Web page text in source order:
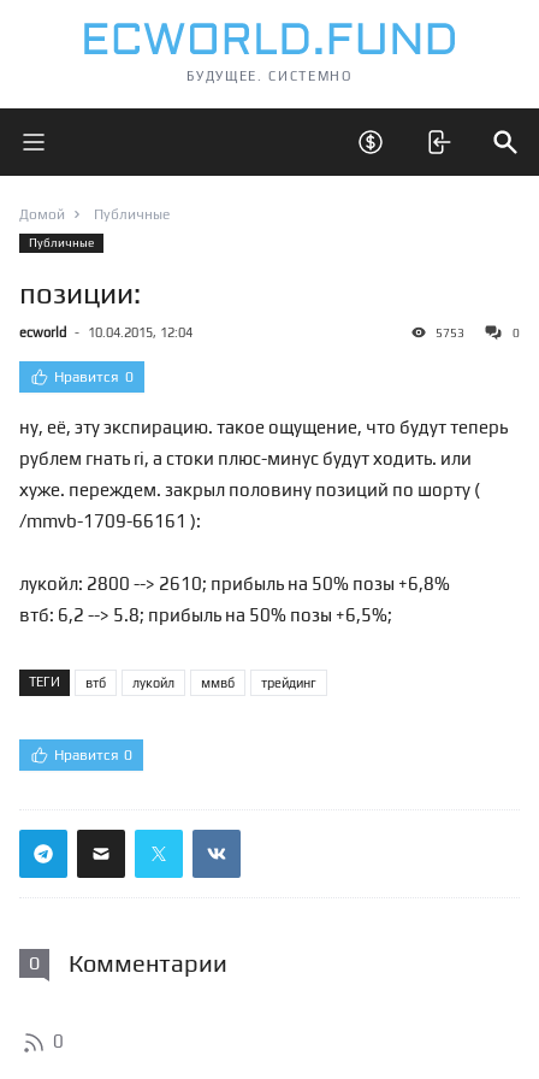
БУДУЩЕЕ. СИСТЕМНО
Открыть главное меню Открыть скрытые
Домой Публичные
Публичные
позиции:
ecworld - 10.04.2015, 12:04 5753 0
Нравится 0
ну, её, эту экспирацию. такое ощущение, что будут теперь
рублем гнать ri, а стоки плюс-минус будут ходить. или
хуже. переждем. закрыл половину позиций по шорту (
/mmvb-1709-66161 ):
лукойл: 2800 --> 2610; прибыль на 50% позы +6,8%
втб: 6,2 --> 5.8; прибыль на 50% позы +6,5%;
ТЕГИ втб лукойл ммвб трейдинг
Нравится 0
0 Комментарии
0